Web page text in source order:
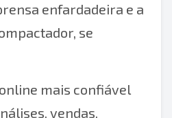
enfardadeira e a
se
mais confiável
vendas,